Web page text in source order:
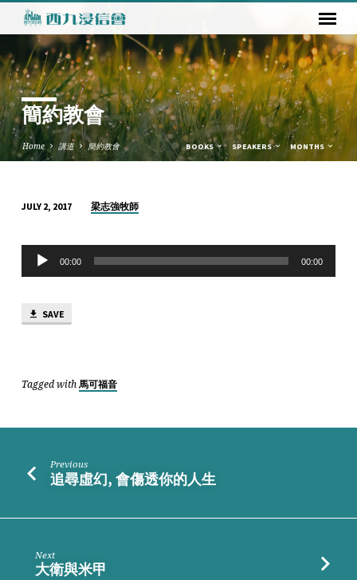
簡約教會
Home 講道 簡約教會 BOOKS SPEAKERS MONTHS
約
教
會
JULY 2, 2017 梁志強牧師
Audio
Player
00:00 00:00
SAVE
Tagged with 馬可福音
Previous
追尋虛幻, 會傷透你的人生
Next
大衛與米甲